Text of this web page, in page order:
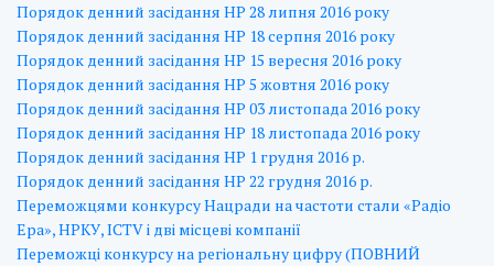
Порядок денний засідання НР 28 липня 2016 року
Порядок денний засідання НР 18 серпня 2016 року
Порядок денний засідання НР 15 вересня 2016 року
Порядок денний засідання НР 5 жовтня 2016 року
Порядок денний засідання НР 03 листопада 2016 року
Порядок денний засідання НР 18 листопада 2016 року
Порядок денний засідання НР 1 грудня 2016 р.
Порядок денний засідання НР 22 грудня 2016 р.
Переможцями конкурсу Нацради на частоти стали «Радіо
Ера», НРКУ, ICTV і дві місцеві компанії
Переможці конкурсу на регіональну цифру (ПОВНИЙ